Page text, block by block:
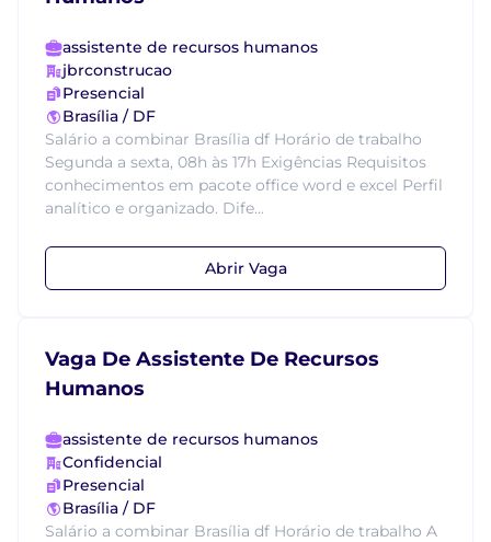
assistente de recursos humanos
jbrconstrucao
Presencial
Brasília / DF
Salário a combinar Brasília df Horário de trabalho
Segunda a sexta, 08h às 17h Exigências Requisitos
conhecimentos em pacote office word e excel Perfil
analítico e organizado. Dife...
Abrir Vaga
Vaga De Assistente De Recursos
Humanos
assistente de recursos humanos
Confidencial
Presencial
Brasília / DF
Salário a combinar Brasília df Horário de trabalho A